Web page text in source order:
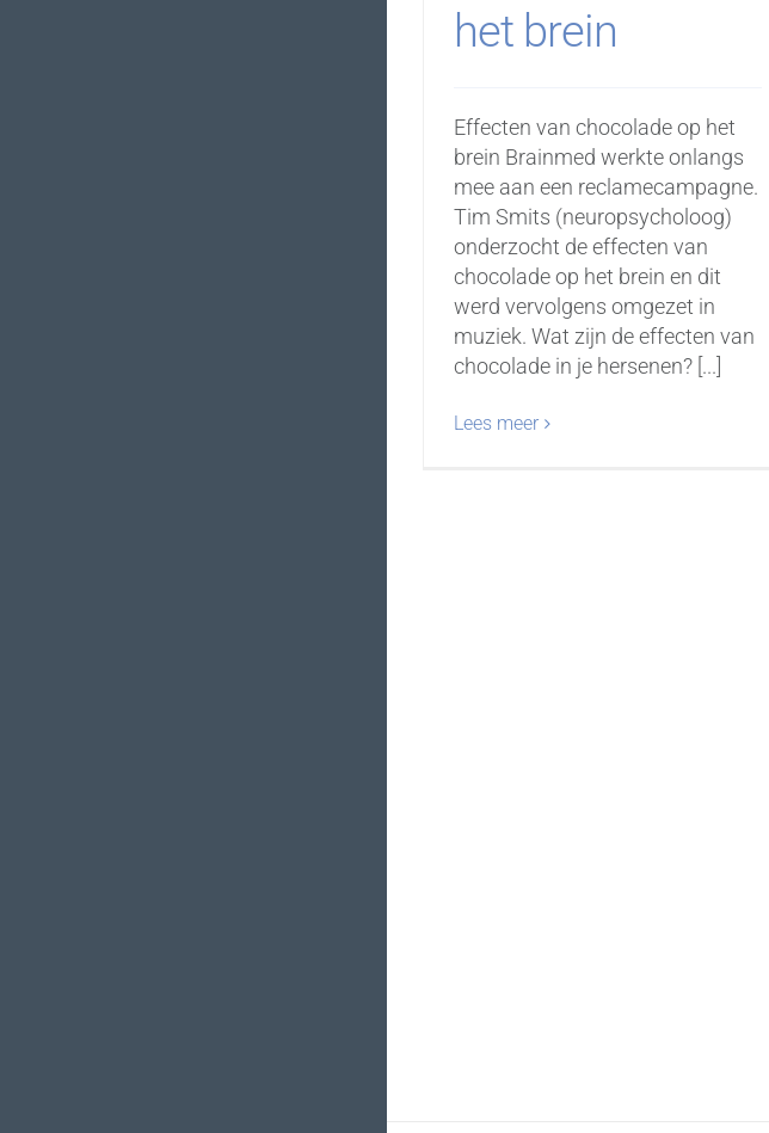
het brein
Effecten van chocolade op het
brein Brainmed werkte onlangs
mee aan een reclamecampagne.
Tim Smits (neuropsycholoog)
onderzocht de effecten van
chocolade op het brein en dit
werd vervolgens omgezet in
muziek. Wat zijn de effecten van
chocolade in je hersenen? [...]
Lees meer